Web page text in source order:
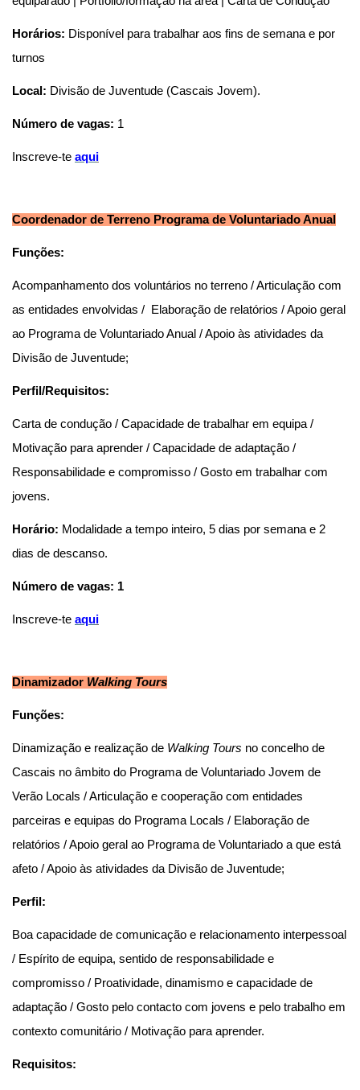
Horários: Disponível para trabalhar aos fins de semana e por
turnos
Local: Divisão de Juventude (Cascais Jovem).
Número de vagas: 1
Inscreve-te aqui
Coordenador de Terreno Programa de Voluntariado Anual
Funções:
Acompanhamento dos voluntários no terreno / Articulação com
as entidades envolvidas / Elaboração de relatórios / Apoio geral
ao Programa de Voluntariado Anual / Apoio às atividades da
Divisão de Juventude;
Perfil/Requisitos:
Carta de condução / Capacidade de trabalhar em equipa /
Motivação para aprender / Capacidade de adaptação /
Responsabilidade e compromisso / Gosto em trabalhar com
jovens.
Horário: Modalidade a tempo inteiro, 5 dias por semana e 2
dias de descanso.
Número de vagas: 1
Inscreve-te aqui
Dinamizador Walking Tours
Funções:
Dinamização e realização de Walking Tours no concelho de
Cascais no âmbito do Programa de Voluntariado Jovem de
Verão Locals / Articulação e cooperação com entidades
parceiras e equipas do Programa Locals / Elaboração de
relatórios / Apoio geral ao Programa de Voluntariado a que está
afeto / Apoio às atividades da Divisão de Juventude;
Perfil:
Boa capacidade de comunicação e relacionamento interpessoal
/ Espírito de equipa, sentido de responsabilidade e
compromisso / Proatividade, dinamismo e capacidade de
adaptação / Gosto pelo contacto com jovens e pelo trabalho em
contexto comunitário / Motivação para aprender.
Requisitos: